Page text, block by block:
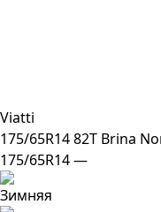
Viatti
175/65R14 82T Brina
175/65R14 —